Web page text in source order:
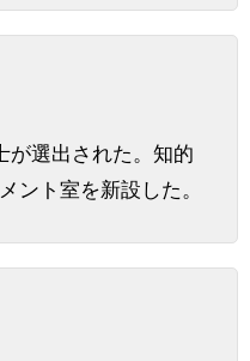
が選出された。知的
ント室を新設した。